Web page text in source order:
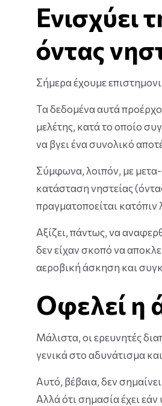
Ενισχύει
όντας
Σήμερα έχουμε
Τα δεδομένα αυτά
μελέτης, κατά το οποίο
να βγει ένα συνολικό
Σύμφωνα, λοιπόν, με
κατάσταση νηστείας
πραγματοποείται
Αξίζει, πάντως, να
δεν είχαν σκοπό να
αεροβική άσκηση και
Οφελεί η
Μάλιστα, οι ερευνητές
γενικά στο αδυνάτισμα
Αυτό, βέβαια, δεν
Αλλά ότι σημασία έχει